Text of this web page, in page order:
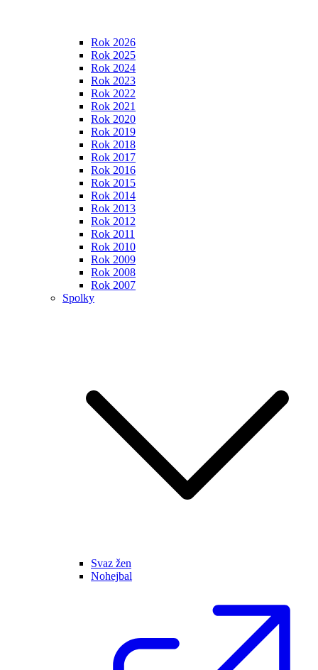
Rok 2026
Rok 2025
Rok 2024
Rok 2023
Rok 2022
Rok 2021
Rok 2020
Rok 2019
Rok 2018
Rok 2017
Rok 2016
Rok 2015
Rok 2014
Rok 2013
Rok 2012
Rok 2011
Rok 2010
Rok 2009
Rok 2008
Rok 2007
Spolky
Svaz žen
Nohejbal